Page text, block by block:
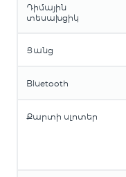
Դիմային
տեսախցիկ
Ցանց
Bluetooth
Քարտի սլոտեր